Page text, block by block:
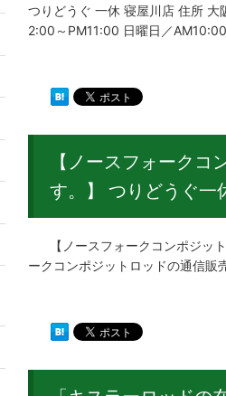
つりどうぐ 一休 寝屋川店 住所
2:00～PM11:00 日曜日／
【ノースフォーク
す。】 つりどうぐ一
【ノースフォークコンポジッ
ークコンポジットロッドの通信販